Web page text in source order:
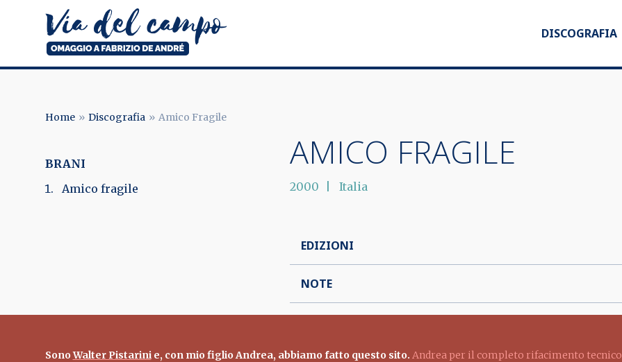
contenuto
principale
Via
campo
DISCOGRAFIA
DI
PANE
Home Discografia Amico Fragile
BRANI
Amico fragile
AMICO FRAGILE
2000 Italia
EDIZIONI
NOTE
SonoWalter Pistarinie, con mio figlio Andrea, abbiamo fatto questo sito. Andrea per il completo rifacimento tecnico